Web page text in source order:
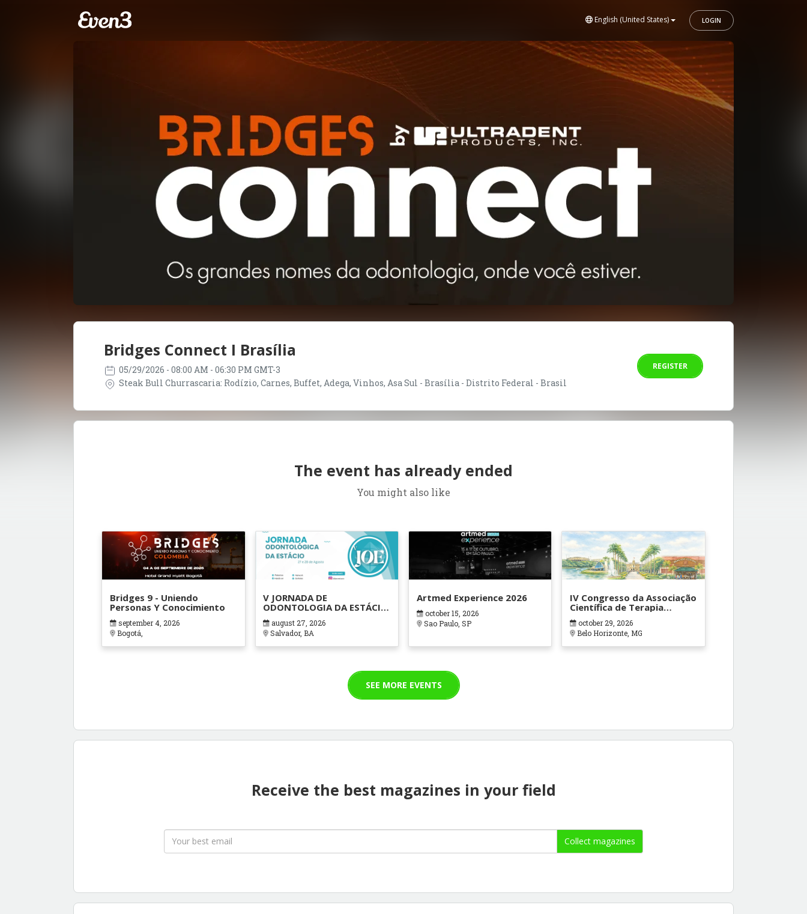
English (United States) LOGIN
Bridges Connect I Brasília
05/29/2026 - 08:00 AM - 06:30 PM GMT-3
Steak Bull Churrascaria: Rodízio, Carnes, Buffet, Adega, Vinhos, Asa Sul - Brasília - Distrito Federal - Brasil
REGISTER
The event has already ended
You might also like
Bridges 9 - Uniendo
Personas Y Conocimiento
september 4, 2026
Bogotá,
V JORNADA DE
ODONTOLOGIA DA ESTÁCIO
BAHIA
august 27, 2026
Salvador, BA
Artmed Experience 2026
october 15, 2026
Sao Paulo, SP
IV Congresso da Associação
Científica de Terapia
Ocupacional em Contextos
Hospitalares e Cuidados
Paliativos - ATOHOSP
october 29, 2026
Belo Horizonte, MG
SEE MORE EVENTS
Receive the best magazines in your field
Collect magazines